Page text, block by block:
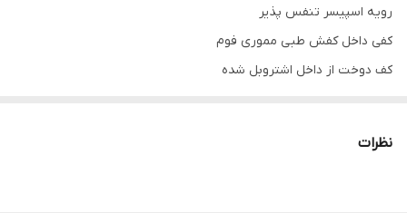
رویه اسپیسر تنفس پذیر
کفی داخل کفش طبی مموری فوم
کف دوخت از داخل اشتروبل شده
کیفیت عالی کپی وارداتی
نظرات